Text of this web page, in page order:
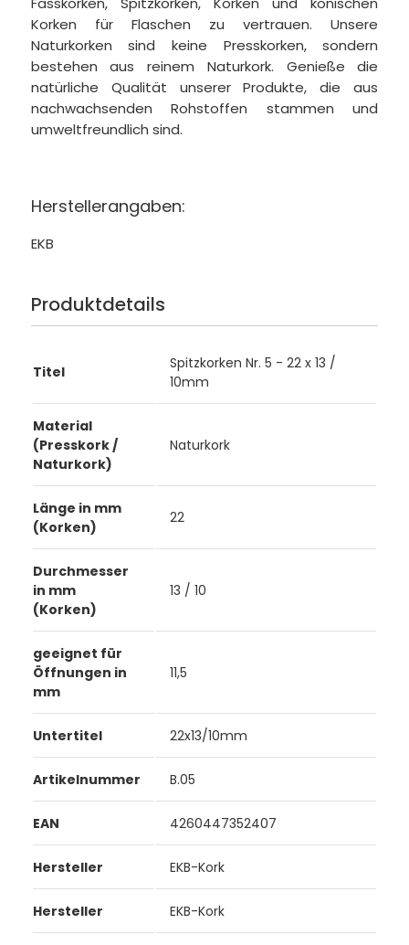
Korken für Flaschen zu vertrauen. Unsere
Naturkorken sind keine Presskorken, sondern
bestehen aus reinem Naturkork. Genieße die
natürliche Qualität unserer Produkte, die aus
nachwachsenden Rohstoffen stammen und
umweltfreundlich sind.
Herstellerangaben:
EKB
Produktdetails
Titel
Spitzkorken Nr. 5 - 22 x 13 /
10mm
Material
(Presskork /
Naturkork)
Naturkork
Länge in mm
(Korken)
22
Durchmesser
in mm
(Korken)
13 / 10
geeignet für
Öffnungen in
mm
11,5
Untertitel 22x13/10mm
Artikelnummer B.05
EAN 4260447352407
Hersteller EKB-Kork
Hersteller EKB-Kork